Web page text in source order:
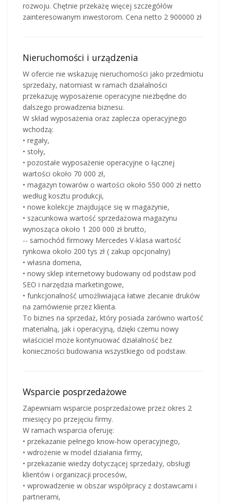
rozwoju. Chętnie przekażę więcej szczegółów
zainteresowanym inwestorom. Cena netto 2 900000 zł
Nieruchomości i urządzenia
W ofercie nie wskazuję nieruchomości jako przedmiotu
sprzedaży, natomiast w ramach działalności
przekazuję wyposażenie operacyjne niezbędne do
dalszego prowadzenia biznesu.
W skład wyposażenia oraz zaplecza operacyjnego
wchodzą:
• regały,
• stoły,
• pozostałe wyposażenie operacyjne o łącznej
wartości około 70 000 zł,
• magazyn towarów o wartości około 550 000 zł netto
według kosztu produkcji,
• nowe kolekcje znajdujące się w magazynie,
• szacunkowa wartość sprzedażowa magazynu
wynosząca około 1 200 000 zł brutto,
-- samochód firmowy Mercedes V-klasa wartość
rynkowa około 200 tys zł ( zakup opcjonalny)
• własna domena,
• nowy sklep internetowy budowany od podstaw pod
SEO i narzędzia marketingowe,
• funkcjonalność umożliwiająca łatwe zlecanie druków
na zamówienie przez klienta.
To biznes na sprzedaż, który posiada zarówno wartość
materialną, jak i operacyjną, dzięki czemu nowy
właściciel może kontynuować działalność bez
konieczności budowania wszystkiego od podstaw.
Wsparcie posprzedażowe
Zapewniam wsparcie posprzedażowe przez okres 2
miesięcy po przejęciu firmy.
W ramach wsparcia oferuję:
• przekazanie pełnego know-how operacyjnego,
• wdrożenie w model działania firmy,
• przekazanie wiedzy dotyczącej sprzedaży, obsługi
klientów i organizacji procesów,
• wprowadzenie w obszar współpracy z dostawcami i
partnerami,